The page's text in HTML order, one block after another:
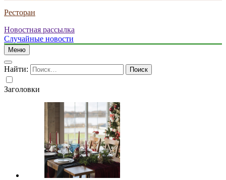
Ресторан
Новостная рассылка
Случайные новости
Меню
Найти:
Заголовки